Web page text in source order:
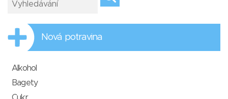
Nová potravina
Alkohol
Bagety